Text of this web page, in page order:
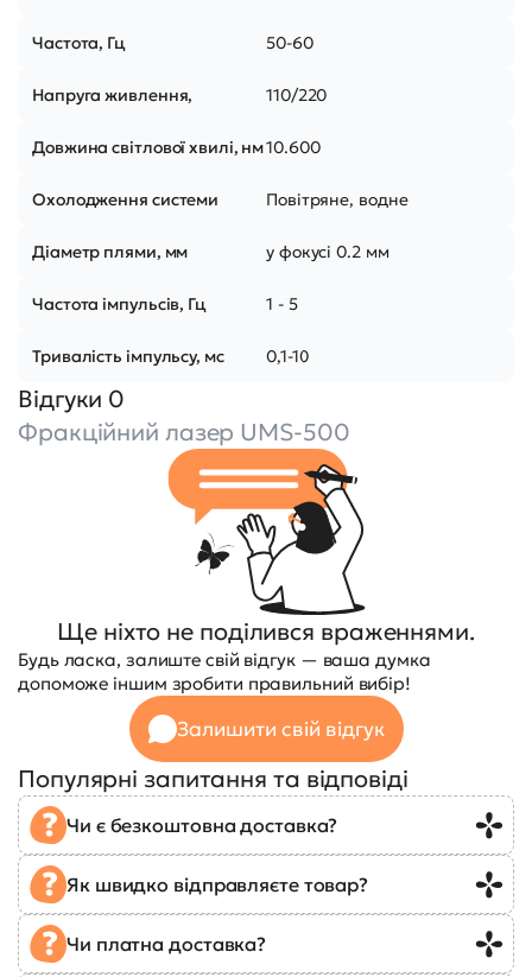
Частота, Гц 50-60
Напруга живлення, 110/220
Довжина світлової хвилі, нм10.600
Охолодження системи Повітряне, водне
Діаметр плями, мм у фокусі 0.2 мм
Частота імпульсів, Гц 1 - 5
Тривалість імпульсу, мс 0,1-10
Відгуки 0
Фракційний лазер UMS-500
Ще ніхто не поділився враженнями.
Будь ласка, залиште свій відгук — ваша думка
допоможе іншим зробити правильний вибір!
Залишити свій відгук
Популярні запитання та відповіді
Чи є безкоштовна доставка?
Як швидко відправляєте товар?
Чи платна доставка?